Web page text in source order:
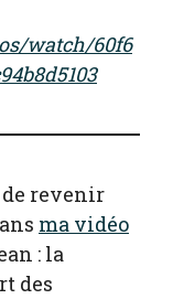
watch/60f6
revenir
ma vidéo
: la
des